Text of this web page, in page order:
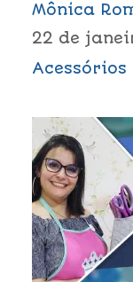
Mônica
22 de
Acessórios